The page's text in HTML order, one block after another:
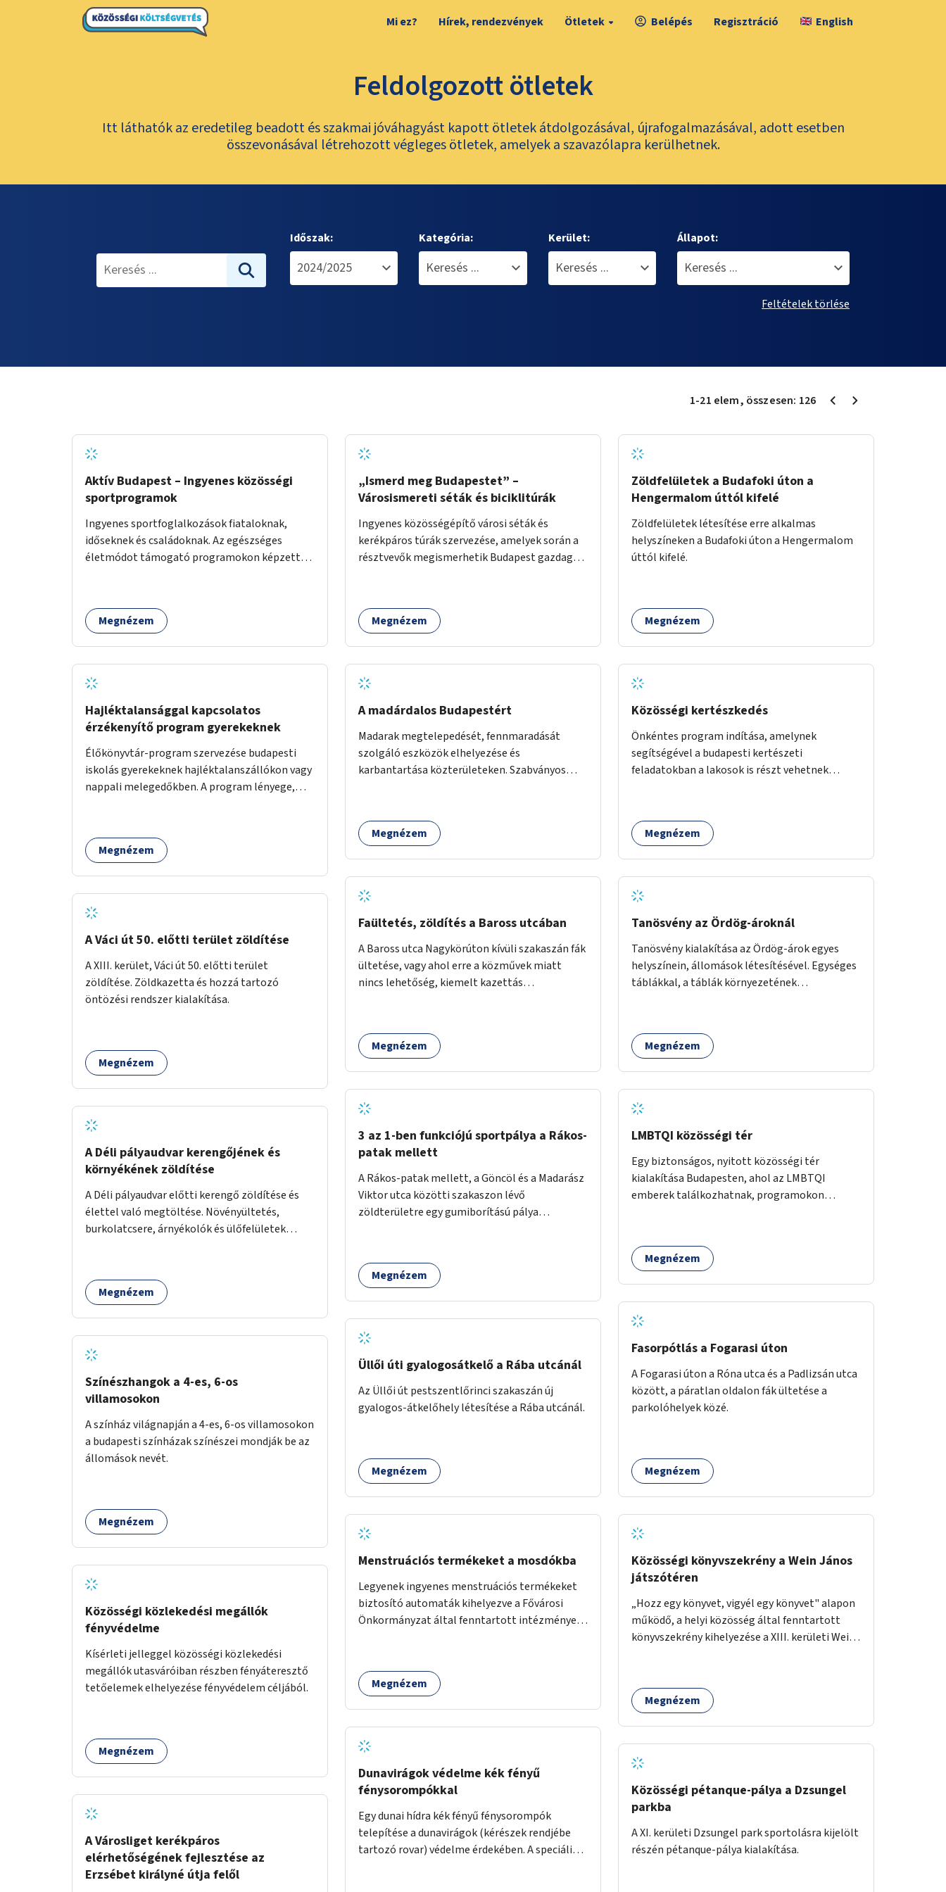
Mi ez? Hírek, rendezvények Ötletek Belépés Regisztráció English
Feldolgozott ötletek
Itt láthatók az eredetileg beadott és szakmai jóváhagyást kapott ötletek átdolgozásával, újrafogalmazásával, adott esetben
összevonásával létrehozott végleges ötletek, amelyek a szavazólapra kerülhetnek.
Időszak: Kategória: Kerület: Állapot:
Feltételek törlése
1-21 elem, összesen: 126
Aktív Budapest – Ingyenes közösségi
sportprogramok
Ingyenes sportfoglalkozások fiataloknak,
időseknek és családoknak. Az egészséges
életmódot támogató programokon képzett
keresztül (pl. jóga, vízi torna, aerobik, csikung).
Megnézem
Hajléktalansággal kapcsolatos
érzékenyítő program gyerekeknek
Élőkönyvtár-program szervezése budapesti
iskolás gyerekeknek hajléktalanszállókon vagy
nappali melegedőkben. A program lényege,
biztonságos, nyugodt környezetben. A diákok
szabadon választhatnak, hogy kihez
alakulhat ki.
Megnézem
A Váci út 50. előtti terület zöldítése
A XIII. kerület, Váci út 50. előtti terület
zöldítése. Zöldkazetta és hozzá tartozó
öntözési rendszer kialakítása.
Megnézem
A Déli pályaudvar kerengőjének és
környékének zöldítése
A Déli pályaudvar előtti kerengő zöldítése és
élettel való megtöltése. Növényültetés,
burkolatcsere, árnyékolók és ülőfelületek
területek zöldfelületekkel való gazdagítása.
Megnézem
Színészhangok a 4-es, 6-os
villamosokon
A színház világnapján a 4-es, 6-os villamosokon
a budapesti színházak színészei mondják be az
állomások nevét.
Megnézem
Közösségi közlekedési megállók
fényvédelme
Kísérleti jelleggel közösségi közlekedési
megállók utasváróiban részben fényáteresztő
tetőelemek elhelyezése fényvédelem céljából.
Megnézem
A Városliget kerékpáros
elérhetőségének fejlesztése az
Erzsébet királyné útja felől
„Ismerd meg Budapestet” –
Városismereti séták és biciklitúrák
Ingyenes közösségépítő városi séták és
kerékpáros túrák szervezése, amelyek során a
résztvevők megismerhetik Budapest gazdag
mozgás népszerűsítésével mindenki számára
nagy élményt nyújthat.
Megnézem
A madárdalos Budapestért
Madarak megtelepedését, fennmaradását
szolgáló eszközök elhelyezése és
karbantartása közterületeken. Szabványos
Megnézem
Faültetés, zöldítés a Baross utcában
A Baross utca Nagykörúton kívüli szakaszán fák
ültetése, vagy ahol erre a közművek miatt
nincs lehetőség, kiemelt kazettás
Megnézem
3 az 1-ben funkciójú sportpálya a Rákos-
patak mellett
A Rákos-patak mellett, a Göncöl és a Madarász
Viktor utca közötti szakaszon lévő
zöldterületre egy gumiborítású pálya
tollaslabdára, illetve lábteniszre is.
Megnézem
Üllői úti gyalogosátkelő a Rába utcánál
Az Üllői út pestszentlőrinci szakaszán új
gyalogos-átkelőhely létesítése a Rába utcánál.
Megnézem
Menstruációs termékeket a mosdókba
Legyenek ingyenes menstruációs termékeket
biztosító automaták kihelyezve a Fővárosi
Önkormányzat által fenntartott intézmények
Megnézem
Dunavirágok védelme kék fényű
fénysorompókkal
Egy dunai hídra kék fényű fénysorompók
telepítése a dunavirágok (kérészek rendjébe
tartozó rovar) védelme érdekében. A speciális,
Zöldfelületek a Budafoki úton a
Hengermalom úttól kifelé
Zöldfelületek létesítése erre alkalmas
helyszíneken a Budafoki úton a Hengermalom
úttól kifelé.
Megnézem
Közösségi kertészkedés
Önkéntes program indítása, amelynek
segítségével a budapesti kertészeti
feladatokban a lakosok is részt vehetnek
Megnézem
Tanösvény az Ördög-ároknál
Tanösvény kialakítása az Ördög-árok egyes
helyszínein, állomások létesítésével. Egységes
táblákkal, a táblák környezetének
Megnézem
LMBTQI közösségi tér
Egy biztonságos, nyitott közösségi tér
kialakítása Budapesten, ahol az LMBTQI
emberek találkozhatnak, programokon
csoportfoglalkozásoknak, kulturális
eseményeknek és civil szervezetek
Megnézem
Fasorpótlás a Fogarasi úton
A Fogarasi úton a Róna utca és a Padlizsán utca
között, a páratlan oldalon fák ültetése a
parkolóhelyek közé.
Megnézem
Közösségi könyvszekrény a Wein János
játszótéren
„Hozz egy könyvet, vigyél egy könyvet" alapon
működő, a helyi közösség által fenntartott
könyvszekrény kihelyezése a XIII. kerületi Wein
Megnézem
Közösségi pétanque-pálya a Dzsungel
parkba
A XI. kerületi Dzsungel park sportolásra kijelölt
részén pétanque-pálya kialakítása.